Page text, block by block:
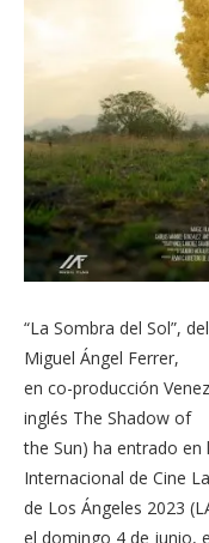
“La Sombra del Sol”,
Miguel Ángel Ferrer,
en co-producción
inglés The Shadow of
the Sun) ha entrado en
Internacional de Cine
de Los Ángeles 2023
el domingo 4 de junio,